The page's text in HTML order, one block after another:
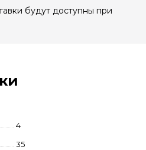
будут доступны при
4
35